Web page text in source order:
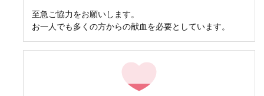
至急ご協力をお願いします。
お一人でも多くの方からの献血を必要としています。